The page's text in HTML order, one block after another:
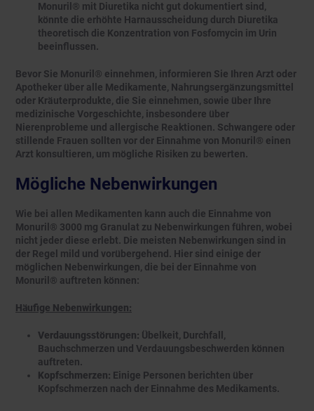
Monuril® mit Diuretika nicht gut dokumentiert sind,
könnte die erhöhte Harnausscheidung durch Diuretika
theoretisch die Konzentration von Fosfomycin im Urin
beeinflussen.
Bevor Sie Monuril® einnehmen, informieren Sie Ihren Arzt oder
Apotheker über alle Medikamente, Nahrungsergänzungsmittel
oder Kräuterprodukte, die Sie einnehmen, sowie über Ihre
medizinische Vorgeschichte, insbesondere über
Nierenprobleme und allergische Reaktionen. Schwangere oder
stillende Frauen sollten vor der Einnahme von Monuril® einen
Arzt konsultieren, um mögliche Risiken zu bewerten.
Mögliche Nebenwirkungen
Wie bei allen Medikamenten kann auch die Einnahme von
Monuril® 3000 mg Granulat zu Nebenwirkungen führen, wobei
nicht jeder diese erlebt. Die meisten Nebenwirkungen sind in
der Regel mild und vorübergehend. Hier sind einige der
möglichen Nebenwirkungen, die bei der Einnahme von
Monuril® auftreten können:
Häufige Nebenwirkungen:
Verdauungsstörungen: Übelkeit, Durchfall,
Bauchschmerzen und Verdauungsbeschwerden können
auftreten.
Kopfschmerzen: Einige Personen berichten über
Kopfschmerzen nach der Einnahme des Medikaments.